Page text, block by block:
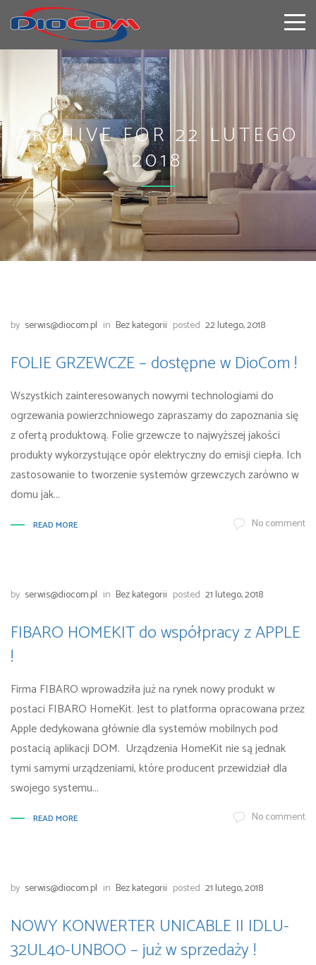
ARCHIVE FOR 22 LUTEGO
2018
by serwis@diocom.pl in Bez kategorii posted 22 lutego, 2018
FOLIE GRZEWCZE – dostępne w DioCom !
Wszystkich zainteresowanych nowymi technologiami do
ogrzewania powierzchniowego zapraszamy do zapoznania się
z ofertą produktową. Folie grzewcze to najwyższej jakości
produkty wykorzystujące opór elektryczny do emisji ciepła. Ich
zastosowanie to tworzenie systemów grzewczych zarówno w
domu jak...
READ MORE No comment
by serwis@diocom.pl in Bez kategorii posted 21 lutego, 2018
FIBARO HOMEKIT do współpracy z APPLE
!
Firma FIBARO wprowadziła już na rynek nowy produkt w
postaci FIBARO HomeKit. Jest to platforma opracowana przez
Apple dedykowana głównie dla systemów mobilnych pod
postacią aplikacji DOM. Urządzenia HomeKit nie są jednak
tymi samymi urządzeniami, które producent przewidział dla
swojego systemu...
READ MORE No comment
by serwis@diocom.pl in Bez kategorii posted 21 lutego, 2018
NOWY KONWERTER UNICABLE II IDLU-
32UL40-UNBOO – już w sprzedaży !